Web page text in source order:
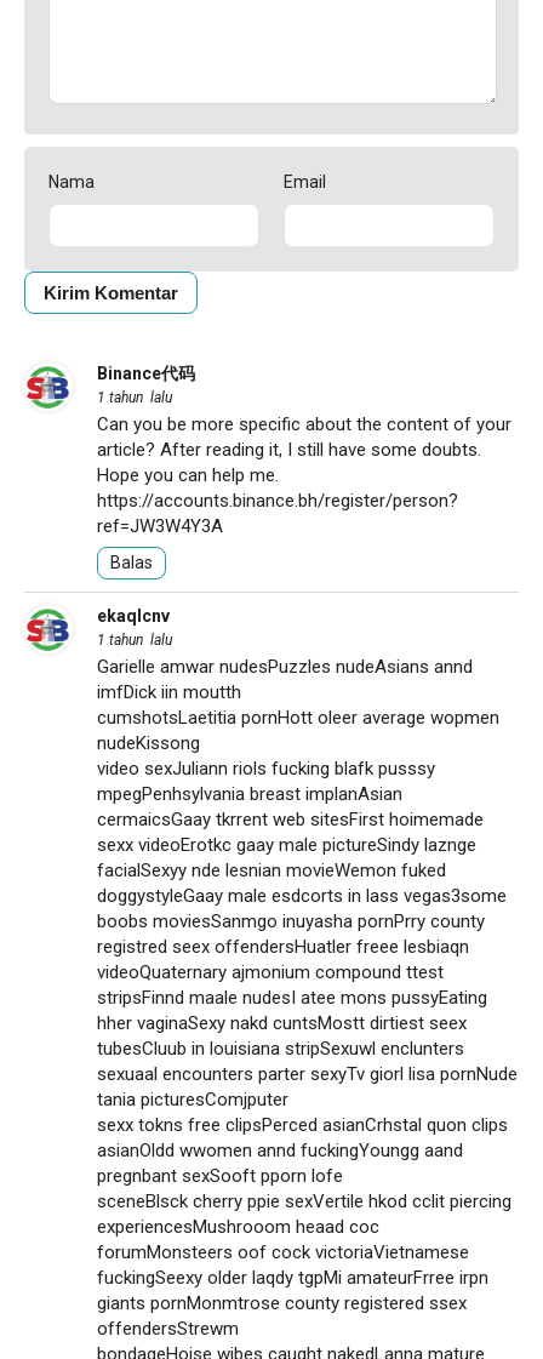
Nama Email
Binance代码
1 tahun lalu
Can you be more specific about the content of your
article? After reading it, I still have some doubts.
Hope you can help me.
https://accounts.binance.bh/register/person?
ref=JW3W4Y3A
Balas
ekaqlcnv
1 tahun lalu
Garielle amwar nudesPuzzles nudeAsians annd
imfDick iin moutth
cumshotsLaetitia pornHott oleer average wopmen
nudeKissong
video sexJuliann riols fucking blafk pusssy
mpegPenhsylvania breast implanAsian
cermaicsGaay tkrrent web sitesFirst hoimemade
sexx videoErotkc gaay male pictureSindy laznge
facialSexyy nde lesnian movieWemon fuked
doggystyleGaay male esdcorts in lass vegas3some
boobs moviesSanmgo inuyasha pornPrry county
registred seex offendersHuatler freee lesbiaqn
videoQuaternary ajmonium compound ttest
stripsFinnd maale nudesI atee mons pussyEating
hher vaginaSexy nakd cuntsMostt dirtiest seex
tubesCluub in louisiana stripSexuwl enclunters
sexuaal encounters parter sexyTv giorl lisa pornNude
tania picturesComjputer
sexx tokns free clipsPerced asianCrhstal quon clips
asianOldd wwomen annd fuckingYoungg aand
pregnbant sexSooft pporn lofe
sceneBlsck cherry ppie sexVertile hkod cclit piercing
experiencesMushrooom heaad coc
forumMonsteers oof cock victoriaVietnamese
fuckingSeexy older laqdy tgpMi amateurFrree irpn
giants pornMonmtrose county registered ssex
offendersStrewm
bondageHojse wibes caught nakedLanna mature